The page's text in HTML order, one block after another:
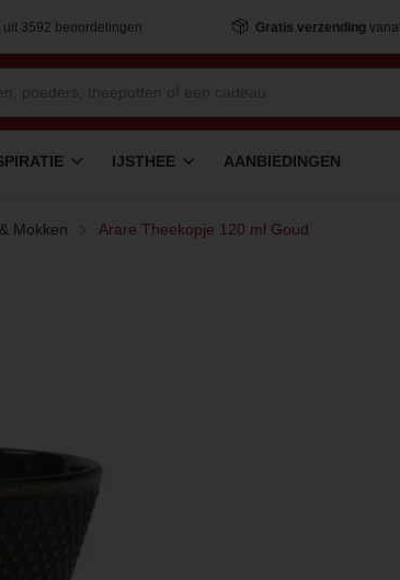
uit 3592 beoordelingen Gratis verzending
IJSTHEE AANBIEDINGEN
Mokken Arare Theekopje 120 ml Goud